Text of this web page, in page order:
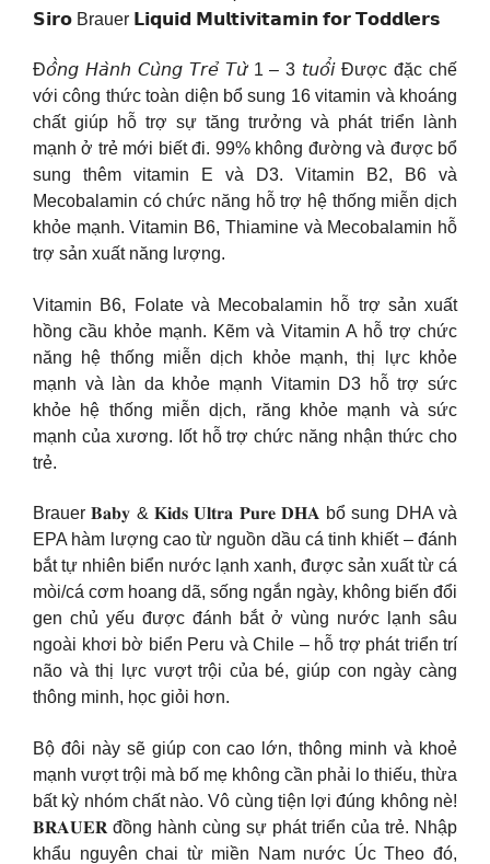
𝗦𝗶𝗿𝗼 Brauer 𝗟𝗶𝗾𝘂𝗶𝗱 𝗠𝘂𝗹𝘁𝗶𝘃𝗶𝘁𝗮𝗺𝗶𝗻 𝗳𝗼𝗿 𝗧𝗼𝗱𝗱𝗹𝗲𝗿𝘀
Đ𝘰̂̀𝘯𝘨 𝘏𝘢̀𝘯𝘩 𝘊𝘶̀𝘯𝘨 𝘛𝘳𝘦̉ 𝘛𝘶̛̀ 1 – 3 𝘵𝘶𝘰̂̉𝘪 Được đặc chế
với công thức toàn diện bổ sung 16 vitamin và khoáng
chất giúp hỗ trợ sự tăng trưởng và phát triển lành
mạnh ở trẻ mới biết đi. 99% không đường và được bổ
sung thêm vitamin E và D3. Vitamin B2, B6 và
Mecobalamin có chức năng hỗ trợ hệ thống miễn dịch
khỏe mạnh. Vitamin B6, Thiamine và Mecobalamin hỗ
trợ sản xuất năng lượng.
Vitamin B6, Folate và Mecobalamin hỗ trợ sản xuất
hồng cầu khỏe mạnh. Kẽm và Vitamin A hỗ trợ chức
năng hệ thống miễn dịch khỏe mạnh, thị lực khỏe
mạnh và làn da khỏe mạnh Vitamin D3 hỗ trợ sức
khỏe hệ thống miễn dịch, răng khỏe mạnh và sức
mạnh của xương. Iốt hỗ trợ chức năng nhận thức cho
trẻ.
Brauer 𝐁𝐚𝐛𝐲 & 𝐊𝐢𝐝𝐬 𝐔𝐥𝐭𝐫𝐚 𝐏𝐮𝐫𝐞 𝐃𝐇𝐀 bổ sung DHA và
EPA hàm lượng cao từ nguồn dầu cá tinh khiết – đánh
bắt tự nhiên biển nước lạnh xanh, được sản xuất từ cá
mòi/cá cơm hoang dã, sống ngắn ngày, không biến đổi
gen chủ yếu được đánh bắt ở vùng nước lạnh sâu
ngoài khơi bờ biển Peru và Chile – hỗ trợ phát triển trí
não và thị lực vượt trội của bé, giúp con ngày càng
thông minh, học giỏi hơn.
Bộ đôi này sẽ giúp con cao lớn, thông minh và khoẻ
mạnh vượt trội mà bố mẹ không cần phải lo thiếu, thừa
bất kỳ nhóm chất nào. Vô cùng tiện lợi đúng không nè!
𝐁𝐑𝐀𝐔𝐄𝐑 đồng hành cùng sự phát triển của trẻ. Nhập
khẩu nguyên chai từ miền Nam nước Úc Theo đó,